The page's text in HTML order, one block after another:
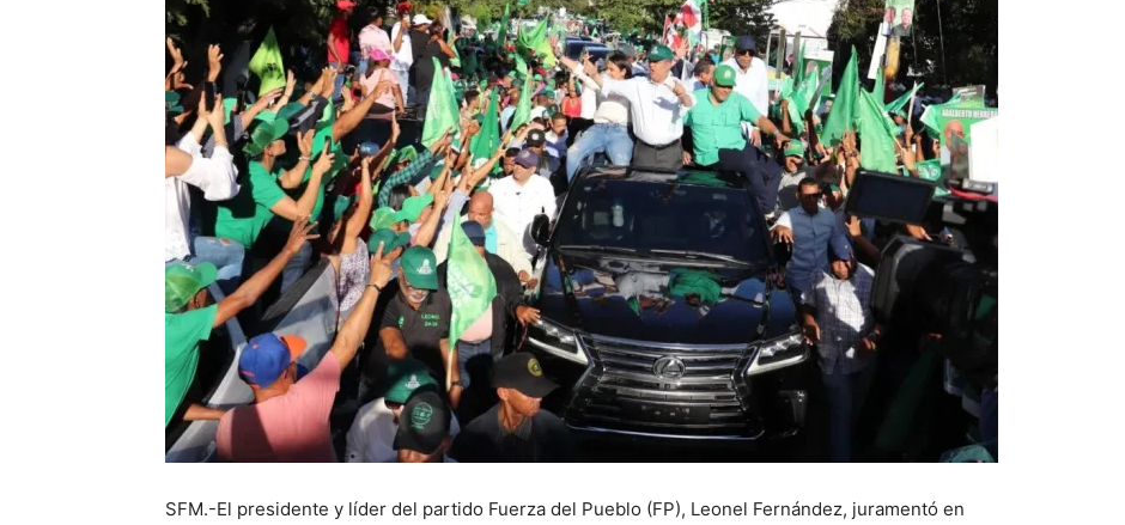
SFM.-El presidente y líder del partido Fuerza del Pueblo (FP), Leonel Fernández, juramentó en